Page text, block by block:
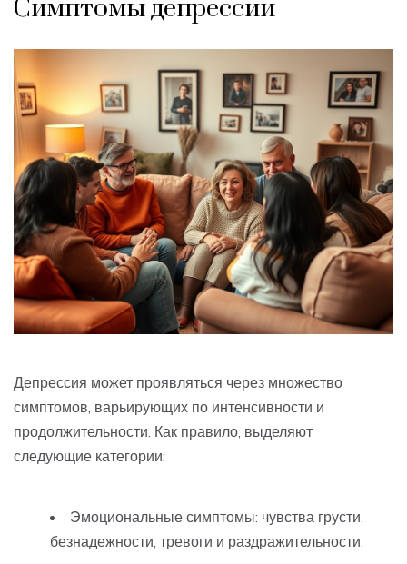
Симптомы депрессии
Депрессия может проявляться через множество
симптомов, варьирующих по интенсивности и
продолжительности. Как правило, выделяют
следующие категории:
Эмоциональные симптомы: чувства грусти,
безнадежности, тревоги и раздражительности.